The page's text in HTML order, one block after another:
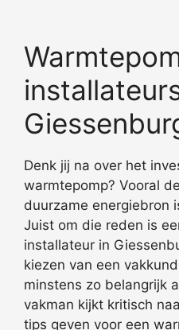
Denk jij na over het
warmtepomp? Vooral
duurzame energiebron
Juist om die reden is
installateur in
kiezen van een
minstens zo belangrijk
vakman kijkt kritisch
tips geven voor een